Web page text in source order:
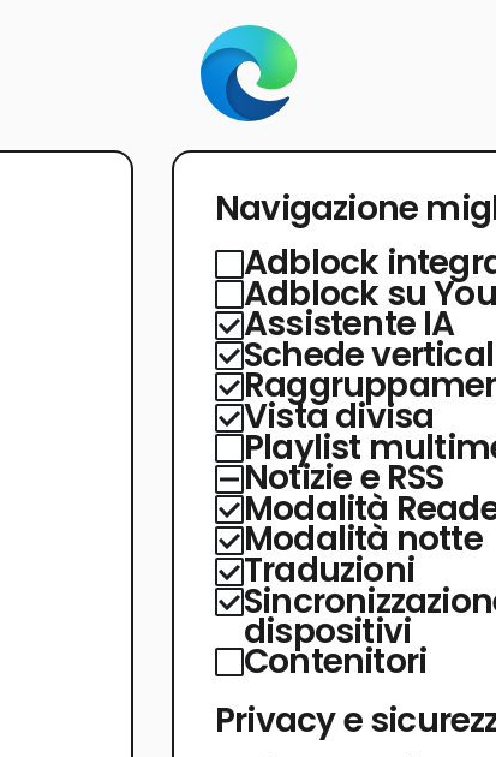
Navigazione
Adblock
Adblock su
Assistente IA
Schede
Vista divisa
Playlist
Notizie e RSS
Modalità
Modalità notte
Traduzioni
dispositivi
Contenitori
Privacy e